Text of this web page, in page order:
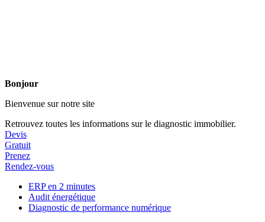
Bonjour
Bienvenue sur notre site
Retrouvez toutes les informations sur le diagnostic immobilier.
Devis
Gratuit
Prenez
Rendez-vous
ERP en 2 minutes
Audit énergétique
Diagnostic de performance numérique